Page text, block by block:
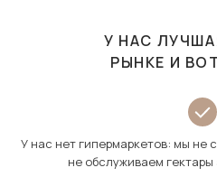
У НАС
РЫНКЕ И
У нас нет гипермаркетов: мы не
не обслуживаем